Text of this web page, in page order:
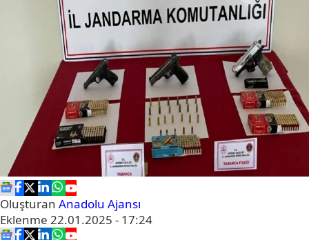
Oluşturan Anadolu Ajansı
Eklenme 22.01.2025 - 17:24